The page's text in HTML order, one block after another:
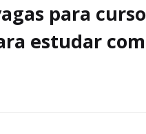
para curso
estudar com